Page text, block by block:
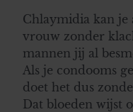
Chlaymidia kan je
vrouw zonder
mannen jij al
Als je condooms
doet het dus
Dat bloeden wijst